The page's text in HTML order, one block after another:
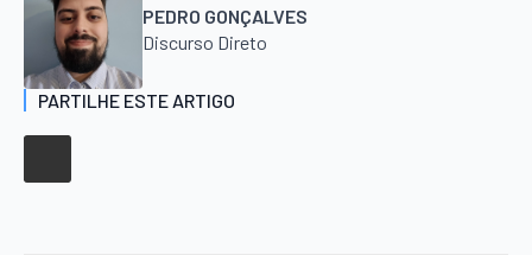
PEDRO GONÇALVES
Discurso Direto
PARTILHE ESTE ARTIGO